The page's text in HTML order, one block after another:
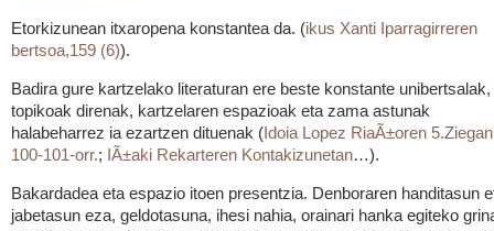
Etorkizunean itxaropena konstantea da. (ikus Xanti Iparragirreren
bertsoa,159 (6)).
Badira gure kartzelako literaturan ere beste konstante unibertsalak,
topikoak direnak, kartzelaren espazioak eta zama astunak
halabeharrez ia ezartzen dituenak ( Idoia Lopez RiaÃ±oren 5.Ziegan
100-101-orr.; IÃ±aki Rekarteren Kontakizunetan…).
Bakardadea eta espazio itoen presentzia. Denboraren handitasun
jabetasun eza, geldotasuna, ihesi nahia, orainari hanka egiteko